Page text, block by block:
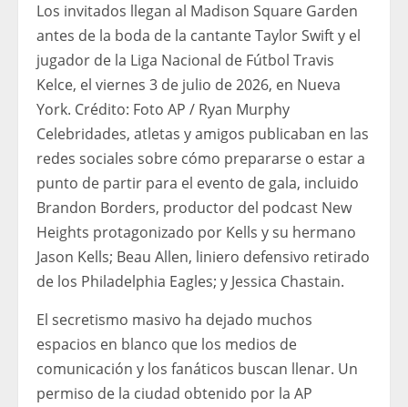
Los invitados llegan al Madison Square Garden
antes de la boda de la cantante Taylor Swift y el
jugador de la Liga Nacional de Fútbol Travis
Kelce, el viernes 3 de julio de 2026, en Nueva
York. Crédito: Foto AP / Ryan Murphy
Celebridades, atletas y amigos publicaban en las
redes sociales sobre cómo prepararse o estar a
punto de partir para el evento de gala, incluido
Brandon Borders, productor del podcast New
Heights protagonizado por Kells y su hermano
Jason Kells; Beau Allen, liniero defensivo retirado
de los Philadelphia Eagles; y Jessica Chastain.
El secretismo masivo ha dejado muchos
espacios en blanco que los medios de
comunicación y los fanáticos buscan llenar. Un
permiso de la ciudad obtenido por la AP